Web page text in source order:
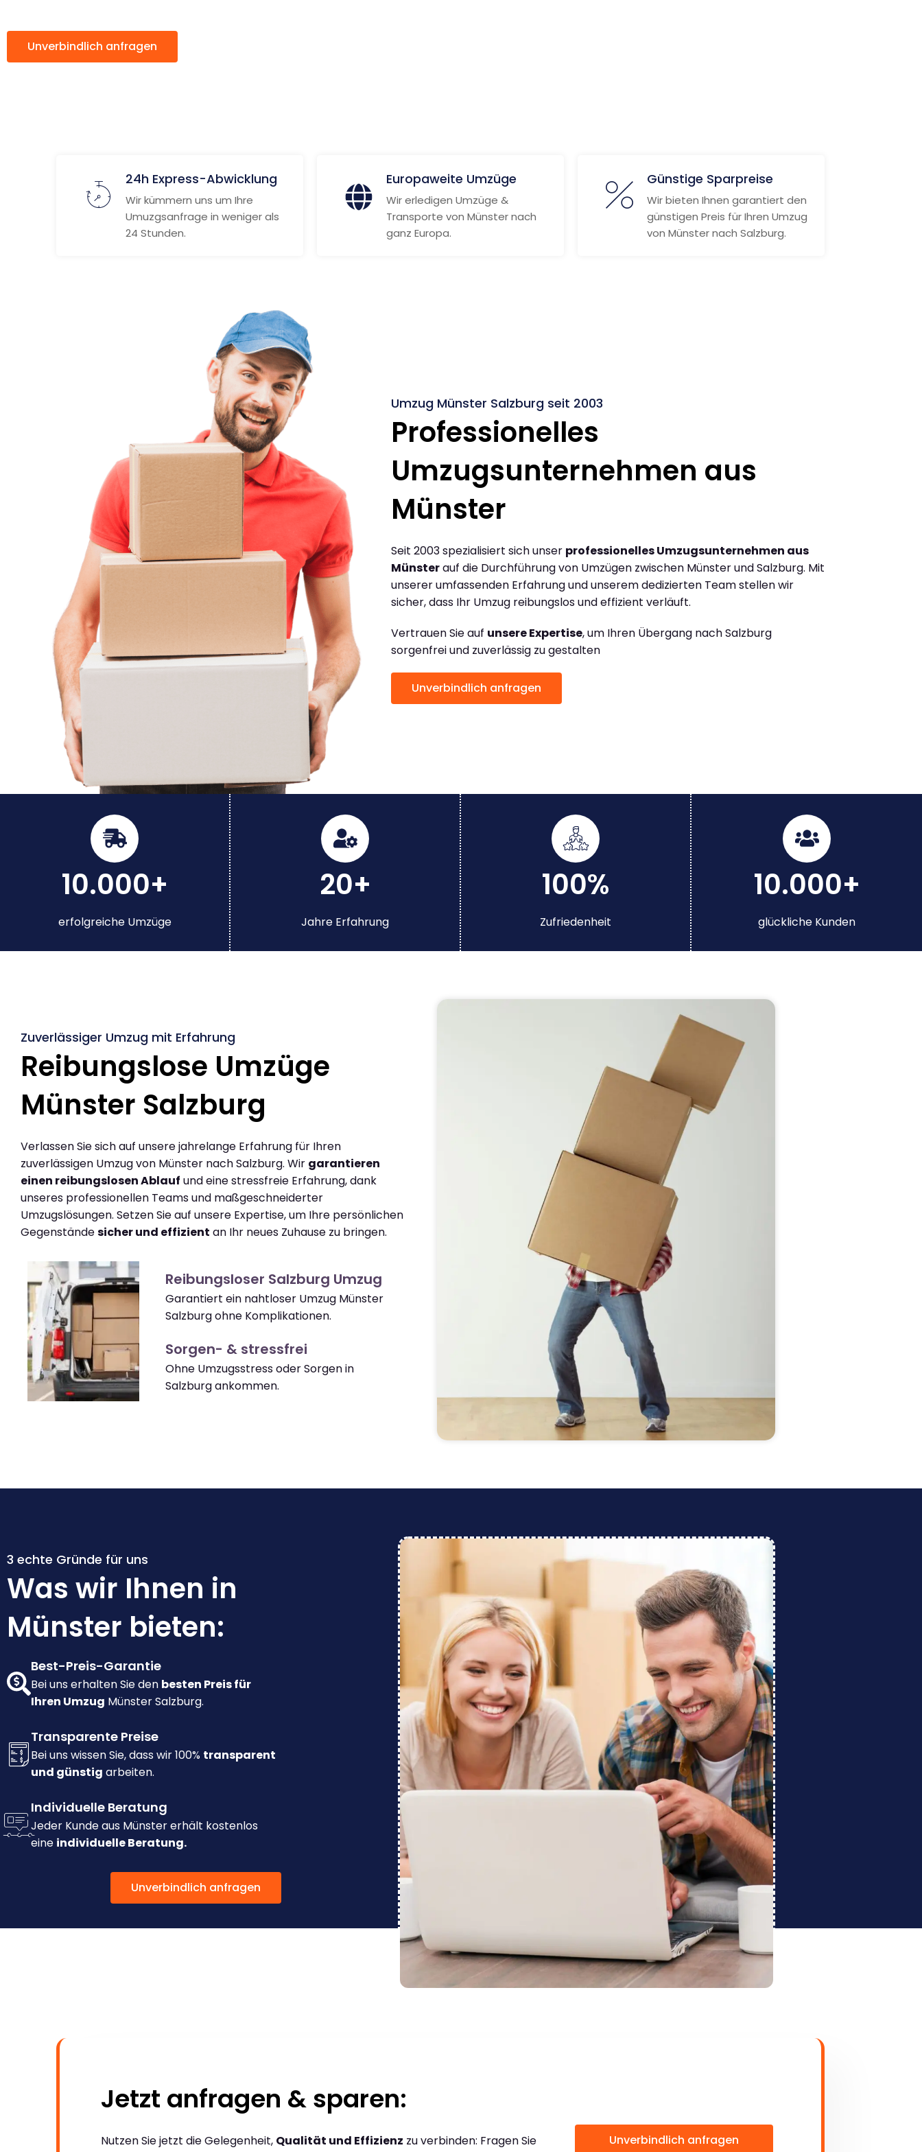
Unverbindlich anfragen
24h Express-Abwicklung
Wir kümmern uns um Ihre
Umuzgsanfrage in weniger als
24 Stunden.
Europaweite Umzüge
Wir erledigen Umzüge &
Transporte von Münster nach
ganz Europa.
Günstige Sparpreise
Wir bieten Ihnen garantiert den
günstigen Preis für Ihren Umzug
von Münster nach Salzburg.
Umzug Münster Salzburg seit 2003
Professionelles
Umzugsunternehmen aus
Münster
Seit 2003 spezialisiert sich unser professionelles Umzugsunternehmen aus
Münsterauf die Durchführung von Umzügen zwischen Münster und Salzburg. Mit
unserer umfassenden Erfahrung und unserem dedizierten Team stellen wir
sicher, dass Ihr Umzug reibungslos und effizient verläuft.
Vertrauen Sie auf unsere Expertise, um Ihren Übergang nach Salzburg
sorgenfrei und zuverlässig zu gestalten
Unverbindlich anfragen
10.000+
erfolgreiche Umzüge
20+
Jahre Erfahrung
100%
Zufriedenheit
10.000+
glückliche Kunden
Zuverlässiger Umzug mit Erfahrung
Reibungslose Umzüge
Münster Salzburg
Verlassen Sie sich auf unsere jahrelange Erfahrung für Ihren
zuverlässigen Umzug von Münster nach Salzburg. Wir garantieren
einen reibungslosen Ablauf und eine stressfreie Erfahrung, dank
unseres professionellen Teams und maßgeschneiderter
Umzugslösungen. Setzen Sie auf unsere Expertise, um Ihre persönlichen
Gegenständesicher und effizient an Ihr neues Zuhause zu bringen.
Reibungsloser Salzburg Umzug
Garantiert ein nahtloser Umzug Münster
Salzburg ohne Komplikationen.
Sorgen- & stressfrei
Ohne Umzugsstress oder Sorgen in
Salzburg ankommen.
3 echte Gründe für uns
Was wir Ihnen in
Münster bieten:
Best-Preis-Garantie
Bei uns erhalten Sie den besten Preis für
Ihren Umzug Münster Salzburg.
Transparente Preise
Bei uns wissen Sie, dass wir 100% transparent
und günstig arbeiten.
Individuelle Beratung
Jeder Kunde aus Münster erhält kostenlos
eine individuelle Beratung.
Unverbindlich anfragen
Jetzt anfragen & sparen:
Nutzen Sie jetzt die Gelegenheit, Qualität und Effizienz zu verbinden: Fragen Sie
Unverbindlich anfragen